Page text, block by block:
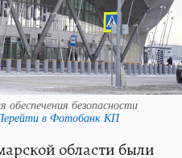
обеспечения безопасности
в Фотобанк КП
области были